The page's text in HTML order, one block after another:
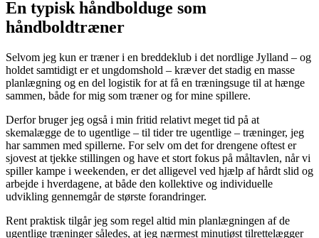
En typisk håndbolduge som
håndboldtræner
Selvom jeg kun er træner i en breddeklub i det nordlige Jylland – og
holdet samtidigt er et ungdomshold – kræver det stadig en masse
planlægning og en del logistik for at få en træningsuge til at hænge
sammen, både for mig som træner og for mine spillere.
Derfor bruger jeg også i min fritid relativt meget tid på at
skemalægge de to ugentlige – til tider tre ugentlige – træninger, jeg
har sammen med spillerne. For selv om det for drengene oftest er
sjovest at tjekke stillingen og have et stort fokus på måltavlen, når vi
spiller kampe i weekenden, er det alligevel ved hjælp af hårdt slid og
arbejde i hverdagene, at både den kollektive og individuelle
udvikling gennemgår de største forandringer.
Rent praktisk tilgår jeg som regel altid min planlægningen af de
ugentlige træninger således, at jeg nærmest minutiøst tilrettelægger